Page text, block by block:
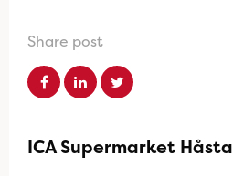
Share post
ICA Supermarket Håsta